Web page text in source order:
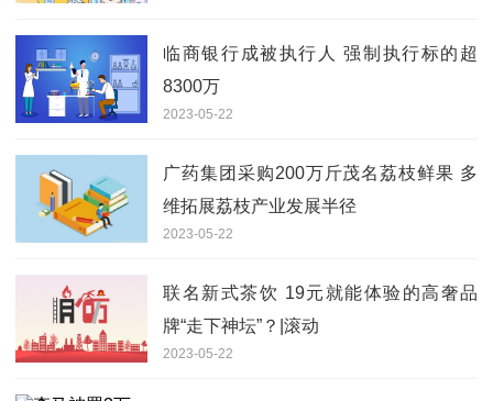
临商银行成被执行人 强制执行标的超
8300万
2023-05-22
广药集团采购200万斤茂名荔枝鲜果 多
维拓展荔枝产业发展半径
2023-05-22
联名新式茶饮 19元就能体验的高奢品
牌“走下神坛”？|滚动
2023-05-22